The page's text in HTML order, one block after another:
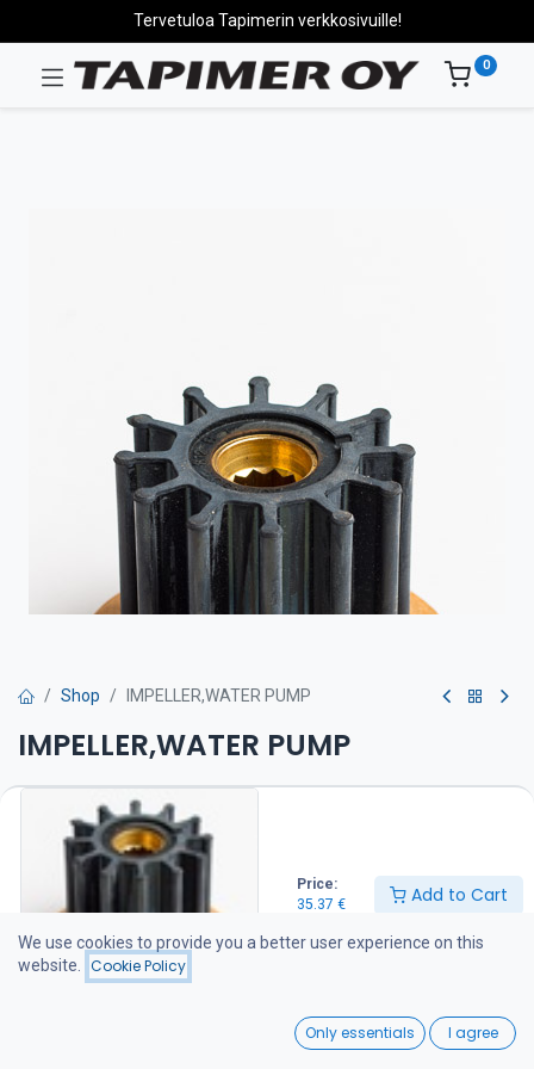
Price:
35.37 € Add to Cart
Wishlist
Tervetuloa Tapimerin verkkosivuille!
0
Shop IMPELLER,WATER PUMP
IMPELLER,WATER PUMP
Siipipyörä on suositeltava pitää varalla veneessä
35.37€
Add to Cart
Add to wishlist
We use cookies to provide you a better user experience on this
website.
Cookie Policy
Only essentials I agree